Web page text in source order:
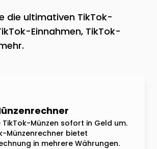
die ultimativen TikTok-
Einnahmen, TikTok-
TikTok-Münzen sofort in Geld um.
Münzenrechner bietet
in mehrere Währungen.